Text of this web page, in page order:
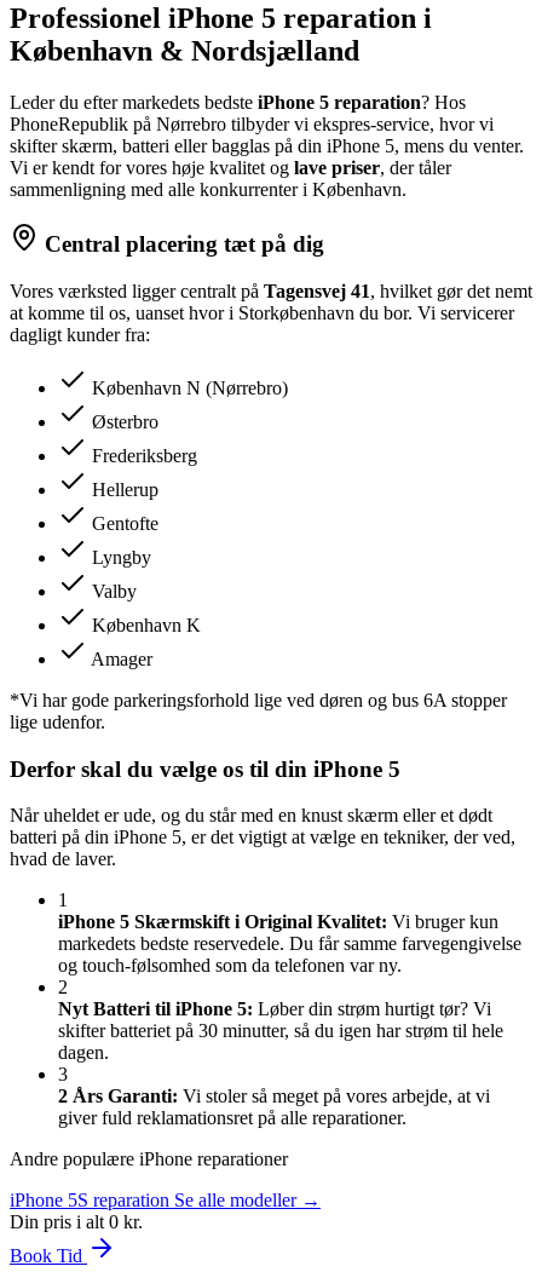
Professionel iPhone 5 reparation i
København & Nordsjælland
Leder du efter markedets bedste iPhone 5 reparation? Hos
PhoneRepublik på Nørrebro tilbyder vi ekspres-service, hvor vi
skifter skærm, batteri eller bagglas på din iPhone 5, mens du venter.
Vi er kendt for vores høje kvalitet og lave priser, der tåler
sammenligning med alle konkurrenter i København.
Central placering tæt på dig
Vores værksted ligger centralt på Tagensvej 41, hvilket gør det nemt
at komme til os, uanset hvor i Storkøbenhavn du bor. Vi servicerer
dagligt kunder fra:
København N (Nørrebro)
Østerbro
Frederiksberg
Hellerup
Gentofte
Lyngby
Valby
København K
Amager
*Vi har gode parkeringsforhold lige ved døren og bus 6A stopper
lige udenfor.
Derfor skal du vælge os til din iPhone 5
Når uheldet er ude, og du står med en knust skærm eller et dødt
batteri på din iPhone 5, er det vigtigt at vælge en tekniker, der ved,
hvad de laver.
1
iPhone 5 Skærmskift i Original Kvalitet: Vi bruger kun
markedets bedste reservedele. Du får samme farvegengivelse
og touch-følsomhed som da telefonen var ny.
2
Nyt Batteri til iPhone 5: Løber din strøm hurtigt tør? Vi
skifter batteriet på 30 minutter, så du igen har strøm til hele
dagen.
3
2 Års Garanti: Vi stoler så meget på vores arbejde, at vi
giver fuld reklamationsret på alle reparationer.
Andre populære iPhone reparationer
iPhone 5S reparation Se alle modeller →
Din pris i alt 0 kr.
Book Tid